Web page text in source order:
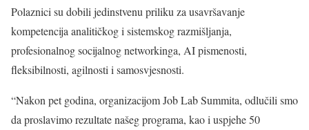
Polaznici su dobili jedinstvenu priliku za usavršavanje
kompetencija analitičkog i sistemskog razmišljanja,
profesionalnog socijalnog networkinga, AI pismenosti,
fleksibilnosti, agilnosti i samosvjesnosti.
“Nakon pet godina, organizacijom Job Lab Summita, odlučili smo
da proslavimo rezultate našeg programa, kao i uspjehe 50